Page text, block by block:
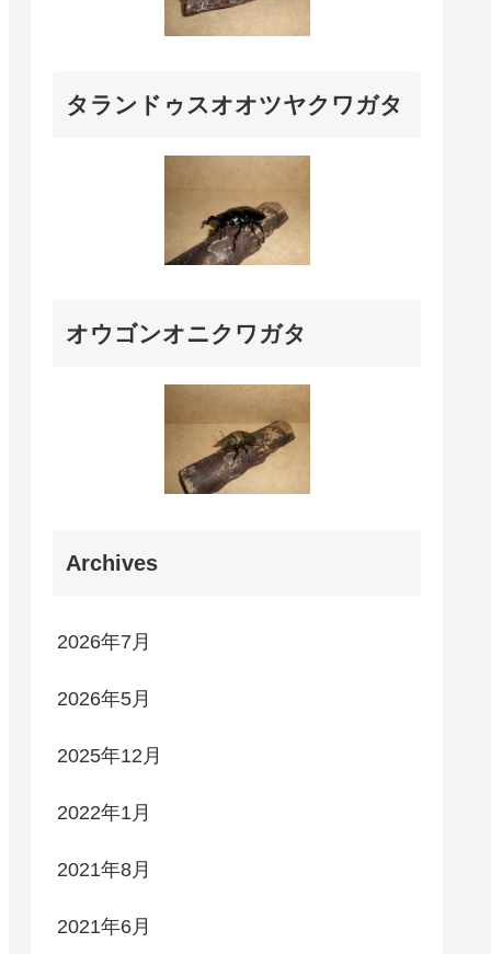
タランドゥスオオツヤクワガタ
オウゴンオニクワガタ
Archives
2026年7月
2026年5月
2025年12月
2022年1月
2021年8月
2021年6月